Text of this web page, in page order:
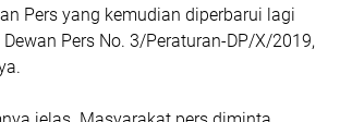
Pers yang kemudian diperbarui lagi
Pers No. 3/Peraturan-DP/X/2019,